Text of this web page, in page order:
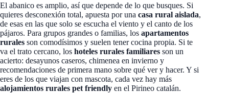
El abanico es amplio, así que depende de lo que busques. Si
quieres desconexión total, apuesta por una casa rural aislada,
de esas en las que solo se escucha el viento y el canto de los
pájaros. Para grupos grandes o familias, los apartamentos
rurales son comodísimos y suelen tener cocina propia. Si te
va el trato cercano, los hoteles rurales familiares son un
acierto: desayunos caseros, chimenea en invierno y
recomendaciones de primera mano sobre qué ver y hacer. Y si
eres de los que viajan con mascota, cada vez hay más
alojamientos rurales pet friendly en el Pirineo catalán.